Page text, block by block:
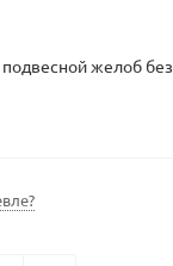
желоб без